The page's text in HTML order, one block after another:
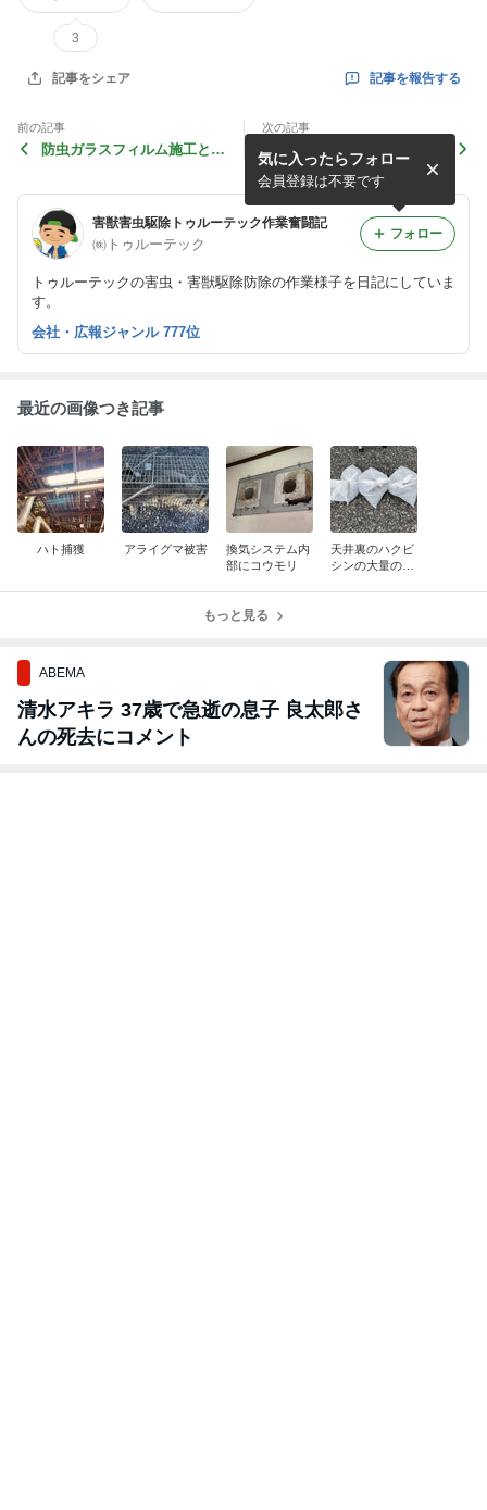
3
記事をシェア 記事を報告する
前の記事
防虫ガラスフィルム施工と捕
次の記事
ツバメ飛来防止 栃木県小山
市
害獣害虫駆除トゥルーテック作業奮闘記
㈱トゥルーテック
トゥルーテックの害虫・害獣駆除防除の作業様子を日記にしていま
す。
気に入ったらフォロー
会員登録は不要です
フォロー
会社・広報ジャンル 777位
最近の画像つき記事
ハト捕獲 アライグマ被害
換気システム内
部にコウモリ
天井裏のハクビ
シンの大量の糞
もっと見る
ABEMA
清水アキラ 37歳で急逝の息子 良太郎さ
んの死去にコメント